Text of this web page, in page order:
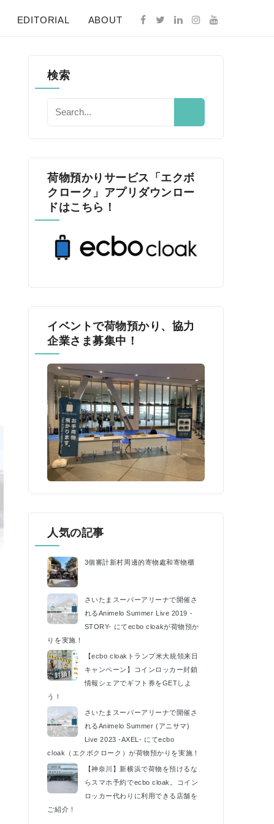
EDITORIAL ABOUT
検索
荷物預かりサービス「エクボ
クローク」アプリダウンロー
ドはこちら！
イベントで荷物預かり、協力
企業さま募集中！
人気の記事
3個審計新村周邊的寄物處和寄物櫃
さいたまスーパーアリーナで開催さ
れるAnimelo Summer Live 2019 -
STORY- にてecbo cloakが荷物預か
りを実施！
【ecbo cloakトランプ米大統領来日
キャンペーン】コインロッカー封鎖
情報シェアでギフト券をGETしよ
う！
さいたまスーパーアリーナで開催さ
れるAnimelo Summer (アニサマ)
Live 2023 -AXEL- にてecbo
cloak（エクボクローク）が荷物預かりを実施！
【神奈川】新横浜で荷物を預けるな
らスマホ予約でecbo cloak。コイン
ロッカー代わりに利用できる店舗を
ご紹介！